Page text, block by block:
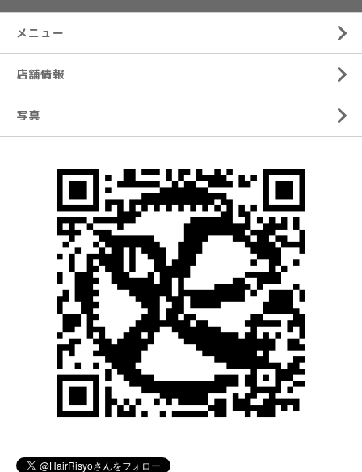
メニュー
店舗情報
写真